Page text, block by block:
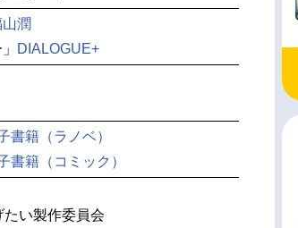
潤
DIALOGUE+
書籍（ラノベ）
書籍（コミック）
い製作委員会